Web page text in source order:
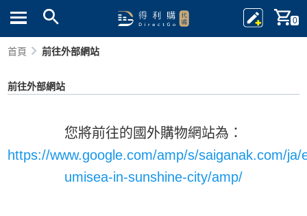
0
首頁 前往外部網站
前往外部網站
您將前往的國外購物網站為：
https://www.google.com/amp/s/saiganak.com/ja/
umisea-in-sunshine-city/amp/